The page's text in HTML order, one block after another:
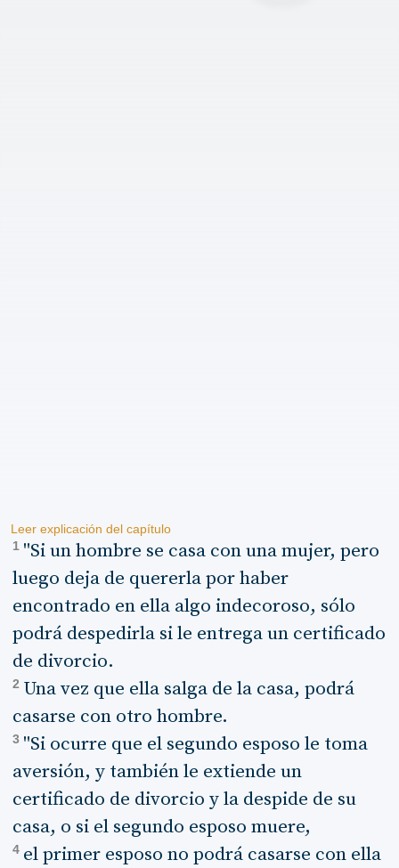
Leer explicación del capítulo
1 "Si un hombre se casa con una mujer, pero
luego deja de quererla por haber
encontrado en ella algo indecoroso, sólo
podrá despedirla si le entrega un certificado
de divorcio.
2 Una vez que ella salga de la casa, podrá
casarse con otro hombre.
3 "Si ocurre que el segundo esposo le toma
aversión, y también le extiende un
certificado de divorcio y la despide de su
casa, o si el segundo esposo muere,
4 el primer esposo no podrá casarse con ella